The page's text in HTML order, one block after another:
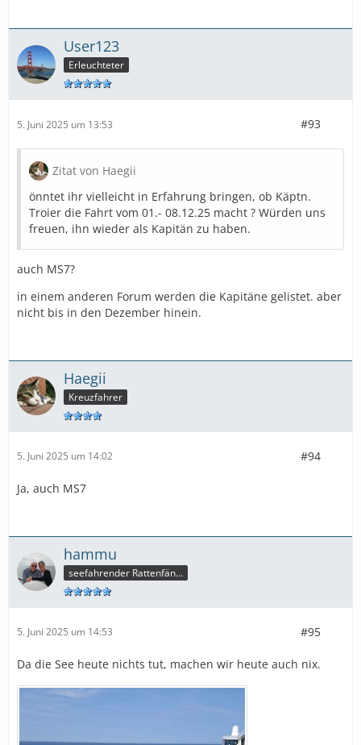
User123
Erleuchteter
5. Juni 2025 um 13:53 #93
Zitat von Haegii
önntet ihr vielleicht in Erfahrung bringen, ob Käptn.
Troier die Fahrt vom 01.- 08.12.25 macht ? Würden uns
freuen, ihn wieder als Kapitän zu haben.
auch MS7?
in einem anderen Forum werden die Kapitäne gelistet. aber
nicht bis in den Dezember hinein.
Haegii
Kreuzfahrer
5. Juni 2025 um 14:02 #94
Ja, auch MS7
hammu
seefahrender Rattenfänger
5. Juni 2025 um 14:53 #95
Da die See heute nichts tut, machen wir heute auch nix.